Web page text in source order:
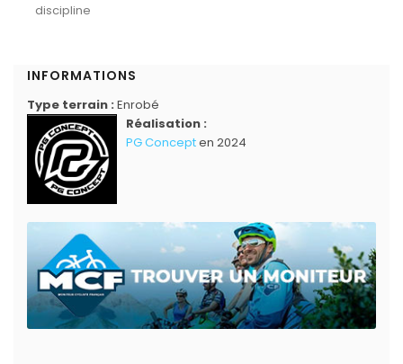
discipline
INFORMATIONS
Type terrain : Enrobé
Réalisation :
PG Concepten 2024